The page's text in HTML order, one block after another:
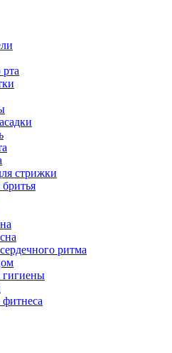
стрижки
ритма
гигиены